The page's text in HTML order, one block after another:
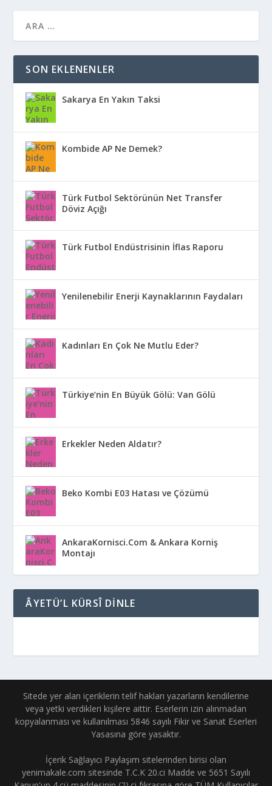
SON EKLENENLER
Sakarya En Yakın Taksi
Kombide AP Ne Demek?
Türk Futbol Sektörünün Net Transfer
Döviz Açığı
Türk Futbol Endüstrisinin İflas Raporu
Yenilenebilir Enerji Kaynaklarının Faydaları
Kadınları En Çok Ne Mutlu Eder?
Türkiye’nin En Büyük Gölü: Van Gölü
Erkekler Neden Aldatır?
Beko Kombi E03 Hatası ve Çözümü
AnkaraKornisci.Com & Ankara Korniş
Montajı
ÂYETÜ’L KÜRSÎ DINLE
Sitede yer alan içeriklerin telif hakları yazarların kendilerine
veya yetki verdikleri kişilere aittir. Eserlerin izin alınmadan
kopyalanması ve kullanılması 5846 sayılı Fikir ve Sanat Eserleri
Yasasına göre yasaktır.
İçerik Sağlayıcı Paylaşım sitelerinden birisi olan
yenimakale.com sitesinde T.C.K 20.ci Madde ve 5651 Sayılı